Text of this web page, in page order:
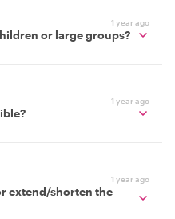
1 year ago
or large groups?
1 year ago
1 year ago
extend/shorten the